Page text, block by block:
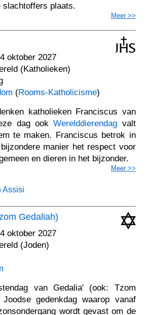
slachtoffers plaats.
Meer >>
oktober 2027
(Katholieken)
(Rooms-Katholicisme)
katholieken Franciscus van
dag ookWerelddierendag valt
te maken. Franciscus betrok in
manier het respect voor
en dieren in het bijzonder.
Meer >>
Assisi
Gedaliah)
oktober 2027
(Joden)
van Gedalia' (ook: Tzom
gedenkdag waarop vanaf
wordt gevast om de